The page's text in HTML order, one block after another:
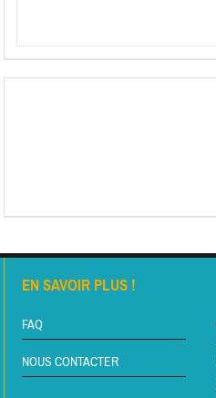
EN SAVOIR PLUS !
FAQ
NOUS CONTACTER